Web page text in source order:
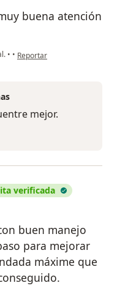
buena atención
• • en opinión del usuario
Reportar
mejor.
verificada
buen manejo
para mejorar
máxime que